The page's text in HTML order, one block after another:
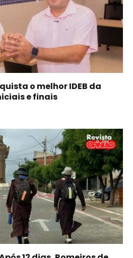
o melhor IDEB da
e finais